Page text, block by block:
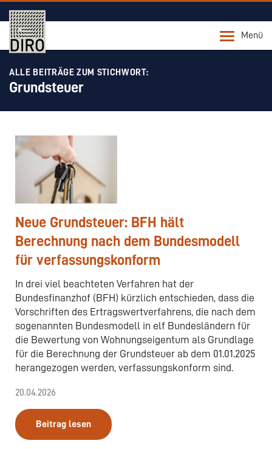
Menü
ALLE BEITRÄGE ZUM STICHWORT:
Grundsteuer
Neue Grundsteuer: BFH hält
Berechnung nach dem Bundesmodell
für verfassungskonform
In drei viel beachteten Verfahren hat der
Bundesfinanzhof (BFH) kürzlich entschieden, dass die
Vorschriften des Ertragswertverfahrens, die nach dem
sogenannten Bundesmodell in elf Bundesländern für
die Bewertung von Wohnungseigentum als Grundlage
für die Berechnung der Grundsteuer ab dem 01.01.2025
herangezogen werden, verfassungskonform sind.
20.04.2026
Beitrag lesen